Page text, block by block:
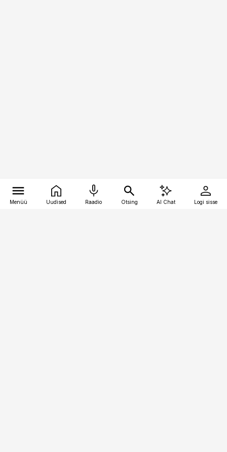
Menüü Uudised Raadio Otsing AI Chat Logi sisse